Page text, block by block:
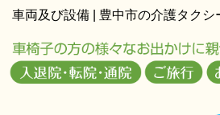
車両及び設備 | 豊中市の介護タクシ